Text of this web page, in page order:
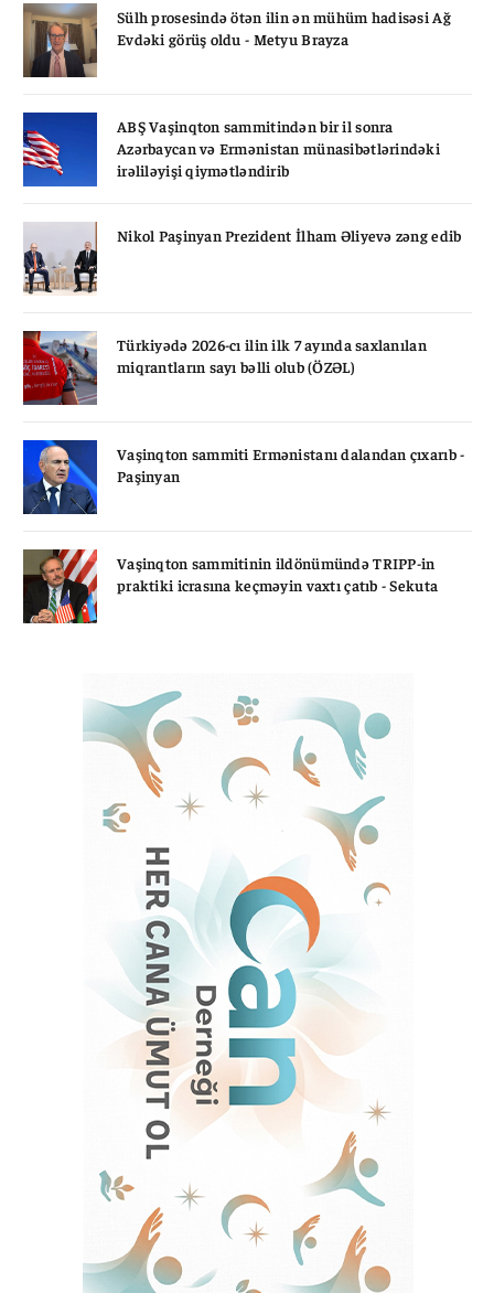
Sülh prosesində ötən ilin ən mühüm hadisəsi Ağ
Evdəki görüş oldu - Metyu Brayza
ABŞ Vaşinqton sammitindən bir il sonra
Azərbaycan və Ermənistan münasibətlərindəki
irəliləyişi qiymətləndirib
Nikol Paşinyan Prezident İlham Əliyevə zəng edib
Türkiyədə 2026-cı ilin ilk 7 ayında saxlanılan
miqrantların sayı bəlli olub (ÖZƏL)
Vaşinqton sammiti Ermənistanı dalandan çıxarıb -
Paşinyan
Vaşinqton sammitinin ildönümündə TRIPP-in
praktiki icrasına keçməyin vaxtı çatıb - Sekuta